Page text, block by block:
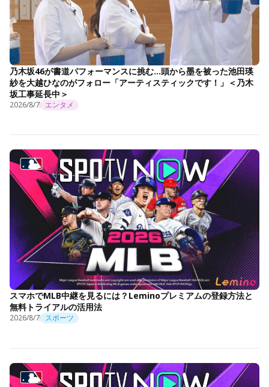
乃木坂46が書道パフォーマンスに挑む…頭から墨を被った池田瑛
紗を大越ひなのがフォロー「アーティスティックです！」＜乃木
坂工事延長中＞
2026/8/7 エンタメ
スマホでMLB中継を見るには？Leminoプレミアムの登録方法と
無料トライアルの活用法
2026/8/7 スポーツ